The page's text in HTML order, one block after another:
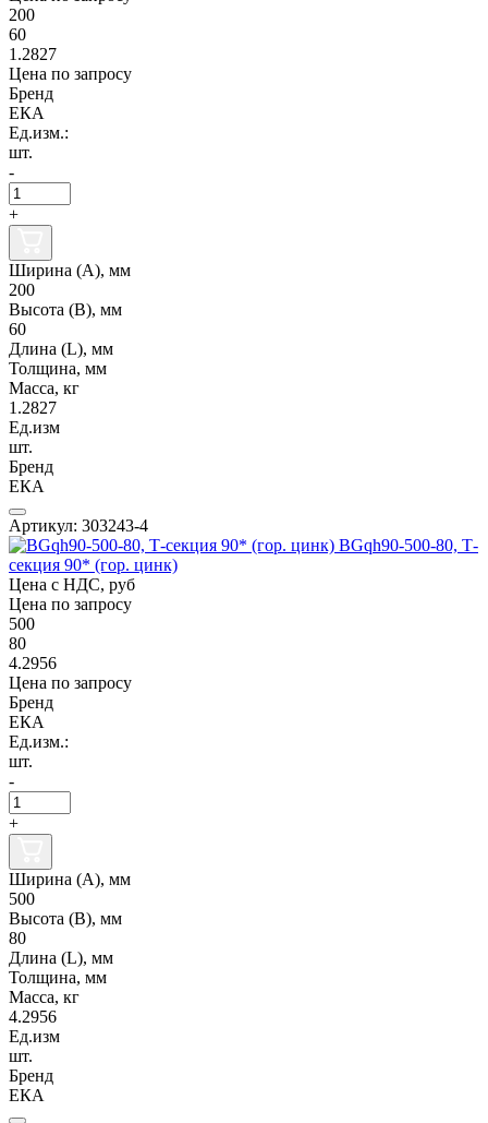
200
60
1.2827
Цена по запросу
Бренд
ЕКА
Ед.изм.:
шт.
-
+
Ширина (А), мм
200
Высота (В), мм
60
Длина (L), мм
Толщина, мм
Масса, кг
1.2827
Ед.изм
шт.
Бренд
ЕКА
Артикул: 303243-4
BGqh90-500-80, Т-
секция 90* (гор. цинк)
Цена с НДС, руб
Цена по запросу
500
80
4.2956
Цена по запросу
Бренд
ЕКА
Ед.изм.:
шт.
-
+
Ширина (А), мм
500
Высота (В), мм
80
Длина (L), мм
Толщина, мм
Масса, кг
4.2956
Ед.изм
шт.
Бренд
ЕКА